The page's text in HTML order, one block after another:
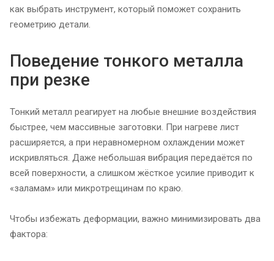
как выбрать инструмент, который поможет сохранить
геометрию детали.
Поведение тонкого металла
при резке
Тонкий металл реагирует на любые внешние воздействия
быстрее, чем массивные заготовки. При нагреве лист
расширяется, а при неравномерном охлаждении может
искривляться. Даже небольшая вибрация передаётся по
всей поверхности, а слишком жёсткое усилие приводит к
«заламам» или микротрещинам по краю.
Чтобы избежать деформации, важно минимизировать два
фактора: